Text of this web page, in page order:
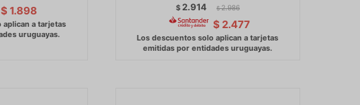
$ 1.898 $2.914 $ 2.986
$ 2.477